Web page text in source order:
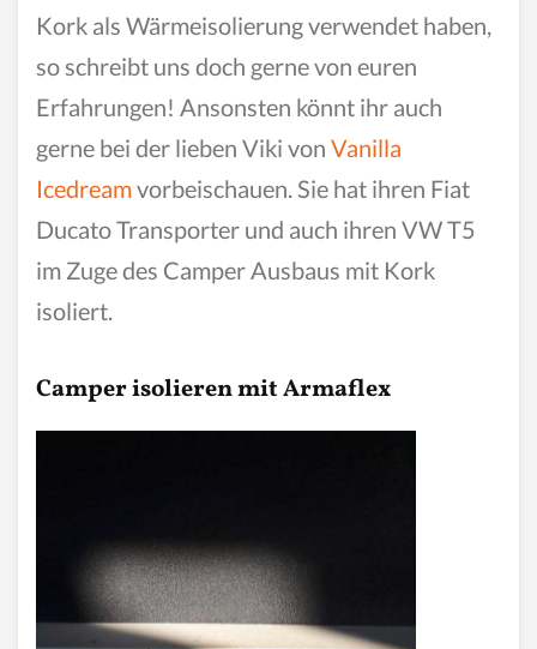
Kork als Wärmeisolierung verwendet haben,
so schreibt uns doch gerne von euren
Erfahrungen! Ansonsten könnt ihr auch
gerne bei der lieben Viki von Vanilla
Icedreamvorbeischauen. Sie hat ihren Fiat
Ducato Transporter und auch ihren VW T5
im Zuge des Camper Ausbaus mit Kork
isoliert.
Camper isolieren mit Armaflex